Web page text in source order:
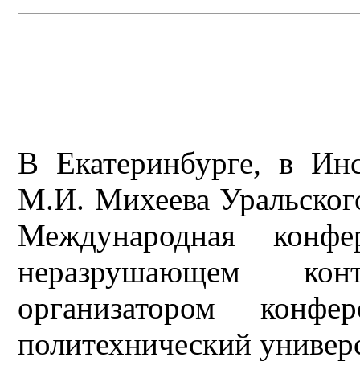
В Екатеринбурге, в
М.И. Михеева
Международная
неразрушающем
организатором
политехнический